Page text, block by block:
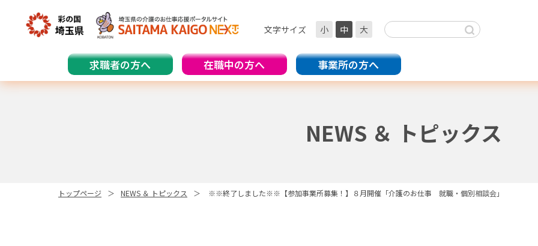
求職者の方へ 在職中の方へ 事業所の方へ
文字サイズ 小 中 大
NEWS ＆ トピックス
トップページ NEWS ＆ トピックス ※※終了しました※※【参加事業所募集！】８月開催「介護のお仕事 就職・個別相談会」